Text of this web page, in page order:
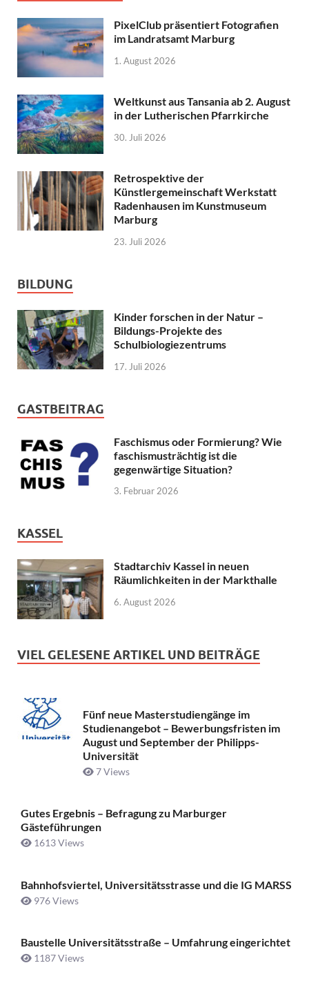
PixelClub präsentiert Fotografien
im Landratsamt Marburg
1. August 2026
Weltkunst aus Tansania ab 2. August
in der Lutherischen Pfarrkirche
30. Juli 2026
Retrospektive der
Künstlergemeinschaft Werkstatt
Radenhausen im Kunstmuseum
Marburg
23. Juli 2026
BILDUNG
Kinder forschen in der Natur –
Bildungs-Projekte des
Schulbiologiezentrums
17. Juli 2026
GASTBEITRAG
Faschismus oder Formierung? Wie
faschismusträchtig ist die
gegenwärtige Situation?
3. Februar 2026
KASSEL
Stadtarchiv Kassel in neuen
Räumlichkeiten in der Markthalle
6. August 2026
VIEL GELESENE ARTIKEL UND BEITRÄGE
Fünf neue Masterstudiengänge im
Studienangebot – Bewerbungsfristen im
August und September der Philipps-
Universität
7 Views
Gutes Ergebnis – Befragung zu Marburger
Gästeführungen
1613 Views
Bahnhofsviertel, Universitätsstrasse und die IG MARSS
976 Views
Baustelle Universitätsstraße ­– Umfahrung eingerichtet
1187 Views